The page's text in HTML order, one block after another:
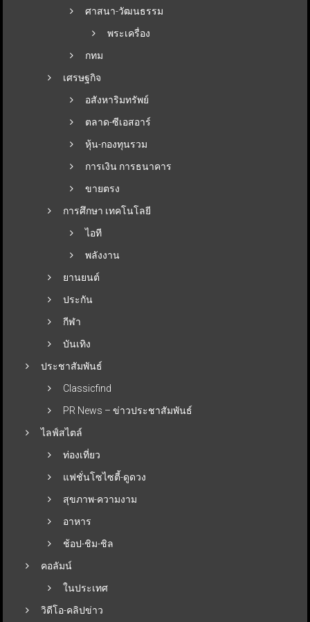
ศาสนา-วัฒนธรรม
พระเครื่อง
กทม
เศรษฐกิจ
อสังหาริมทรัพย์
ตลาด-ซีเอสอาร์
หุ้น-กองทุนรวม
การเงิน การธนาคาร
ขายตรง
การศึกษา เทคโนโลยี
ไอที
พลังงาน
ยานยนต์
ประกัน
กีฬา
บันเทิง
ประชาสัมพันธ์
Classicfind
PR News – ข่าวประชาสัมพันธ์
ไลฟ์สไตล์
ท่องเที่ยว
แฟชั่นโซไซตี้-ดูดวง
สุขภาพ-ความงาม
อาหาร
ช้อป-ชิม-ชิล
คอลัมน์
ในประเทศ
วิดีโอ-คลิปข่าว